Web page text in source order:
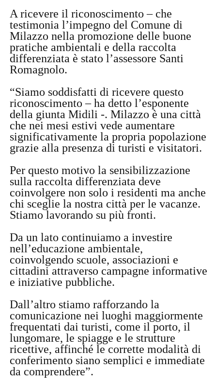
A ricevere il riconoscimento – che
testimonia l’impegno del Comune di
Milazzo nella promozione delle buone
pratiche ambientali e della raccolta
differenziata è stato l’assessore Santi
Romagnolo.
“Siamo soddisfatti di ricevere questo
riconoscimento – ha detto l’esponente
della giunta Midili -. Milazzo è una città
che nei mesi estivi vede aumentare
significativamente la propria popolazione
grazie alla presenza di turisti e visitatori.
Per questo motivo la sensibilizzazione
sulla raccolta differenziata deve
coinvolgere non solo i residenti ma anche
chi sceglie la nostra città per le vacanze.
Stiamo lavorando su più fronti.
Da un lato continuiamo a investire
nell’educazione ambientale,
coinvolgendo scuole, associazioni e
cittadini attraverso campagne informative
e iniziative pubbliche.
Dall’altro stiamo rafforzando la
comunicazione nei luoghi maggiormente
frequentati dai turisti, come il porto, il
lungomare, le spiagge e le strutture
ricettive, affinché le corrette modalità di
conferimento siano semplici e immediate
da comprendere”.